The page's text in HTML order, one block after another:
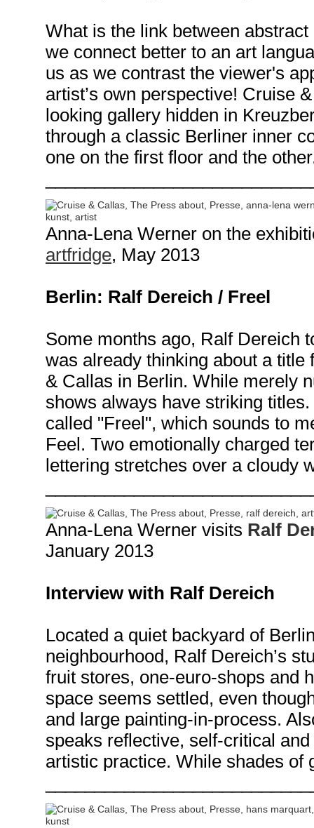
What is the link between
we connect better to an art
us as we contrast the viewer's
artist’s own perspective! Cruise
looking gallery hidden in
through a classic Berliner inner
one on the first floor and the
Anna-Lena Werner on the
artfridge, May 2013
Berlin: Ralf Dereich / Freel
Some months ago, Ralf Dereich
was already thinking about a
& Callas in Berlin. While merely
shows always have striking
called "Freel", which sounds to
Feel. Two emotionally charged
lettering stretches over a cloudy
Anna-Lena Werner visits Ralf
January 2013
Interview with Ralf Dereich
Located a quiet backyard of
neighbourhood, Ralf Dereich’s
fruit stores, one-euro-shops and
space seems settled, even
and large painting-in-process.
speaks reflective, self-critical
artistic practice. While shades of